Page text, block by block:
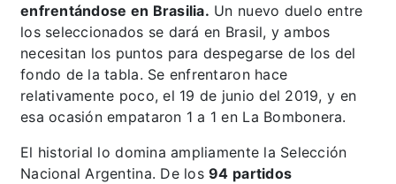
enfrentándose en Brasilia. Un nuevo duelo entre
los seleccionados se dará en Brasil, y ambos
necesitan los puntos para despegarse de los del
fondo de la tabla. Se enfrentaron hace
relativamente poco, el 19 de junio del 2019, y en
esa ocasión empataron 1 a 1 en La Bombonera.
El historial lo domina ampliamente la Selección
Nacional Argentina. De los94 partidos